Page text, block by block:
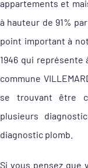
appartements et
à hauteur de 91%
point important à
1946 qui représente
commune
se trouvant être
plusieurs
diagnostic plomb.
Si vous pensez que